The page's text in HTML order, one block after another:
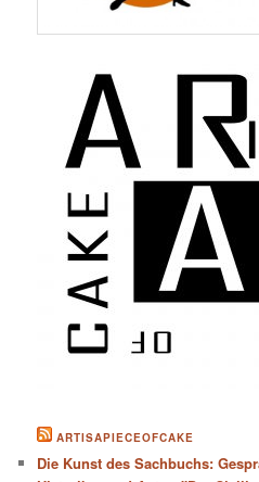
ARTISAPIECEOFCAKE
Die Kunst des Sachbuchs: